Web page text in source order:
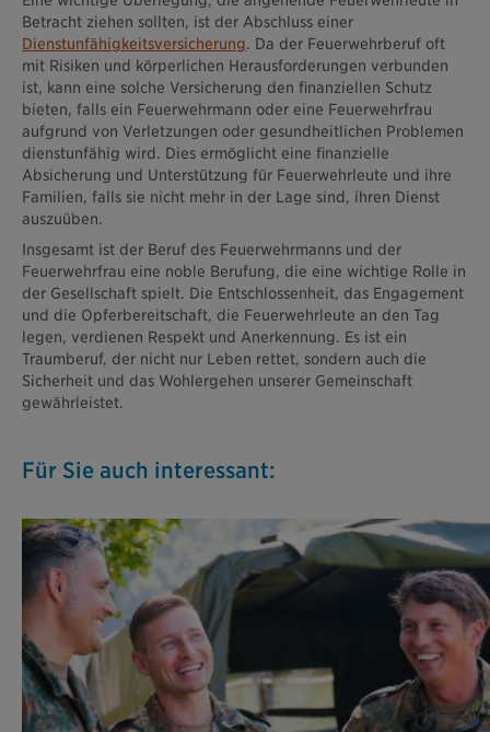
Betracht ziehen sollten, ist der Abschluss einer
Dienstunfähigkeitsversicherung. Da der Feuerwehrberuf oft
mit Risiken und körperlichen Herausforderungen verbunden
ist, kann eine solche Versicherung den finanziellen Schutz
bieten, falls ein Feuerwehrmann oder eine Feuerwehrfrau
aufgrund von Verletzungen oder gesundheitlichen Problemen
dienstunfähig wird. Dies ermöglicht eine finanzielle
Absicherung und Unterstützung für Feuerwehrleute und ihre
Familien, falls sie nicht mehr in der Lage sind, ihren Dienst
auszuüben.
Insgesamt ist der Beruf des Feuerwehrmanns und der
Feuerwehrfrau eine noble Berufung, die eine wichtige Rolle in
der Gesellschaft spielt. Die Entschlossenheit, das Engagement
und die Opferbereitschaft, die Feuerwehrleute an den Tag
legen, verdienen Respekt und Anerkennung. Es ist ein
Traumberuf, der nicht nur Leben rettet, sondern auch die
Sicherheit und das Wohlergehen unserer Gemeinschaft
gewährleistet.
Für Sie auch interessant: